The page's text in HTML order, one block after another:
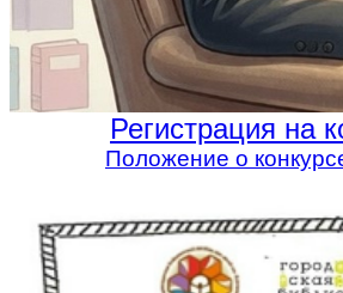
Регистрация на
Положение о